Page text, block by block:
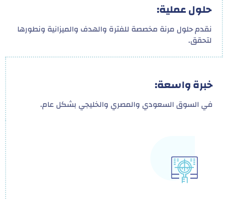
حلول عملية:
نقدم حلول مرنة مخصصة للفترة والهدف والميزانية ونطورها
لتحقق.
خبرة واسعة:
في السوق السعودي والمصري والخليجي بشكل عام.